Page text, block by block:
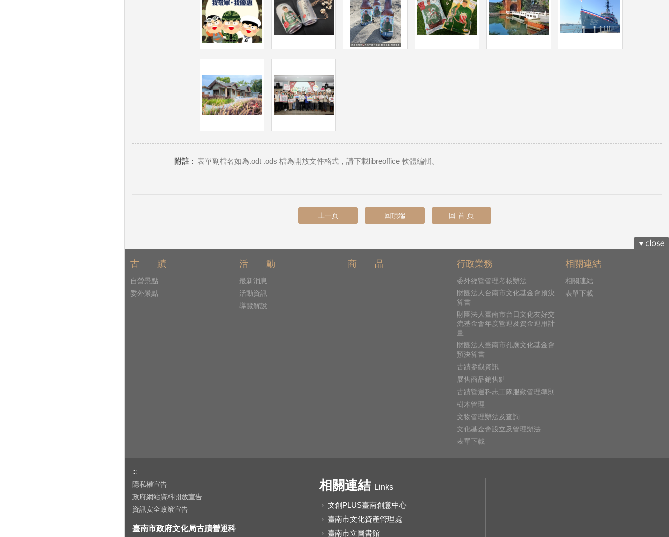
附註 : 表單副檔名如為.odt .ods 檔為開放文件格式，請下載libreoffice 軟體編輯。
上一頁 回頂端 回 首 頁
古 蹟
自營景點
委外景點
活 動
最新消息
活動資訊
導覽解說
商 品 行政業務
委外經營管理考核辦法
財團法人台南市文化基金會預決
算書
財團法人臺南市台日文化友好交
流基金會年度營運及資金運用計
畫
財團法人臺南市孔廟文化基金會
預決算書
古蹟參觀資訊
展售商品銷售點
古蹟營運科志工隊服勤管理準則
樹木管理
文物管理辦法及查詢
文化基金會設立及管理辦法
表單下載
相關連結
相關連結
表單下載
:::
隱私權宣告
政府網站資料開放宣告
資訊安全政策宣告
臺南市政府文化局古蹟營運科
相關連結 Links
文創PLUS臺南創意中心
臺南市文化資產管理處
臺南市立圖書館